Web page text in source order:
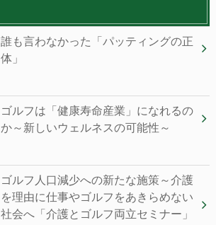
誰も⾔わなかった「パッティングの正
体」
ゴルフは「健康寿命産業」になれるの
か～新しいウェルネスの可能性～
ゴルフ人口減少への新たな施策～介護
を理由に仕事やゴルフをあきらめない
社会へ「介護とゴルフ両立セミナー」